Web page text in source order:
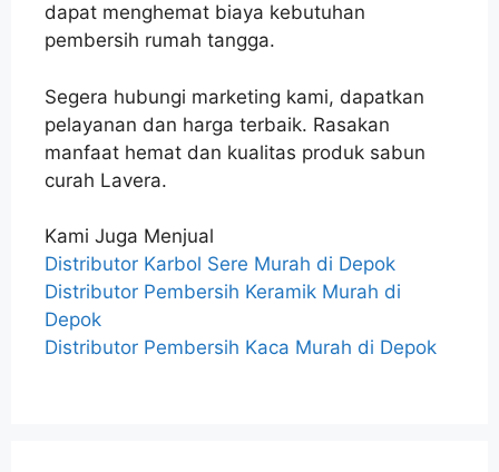
dapat menghemat biaya kebutuhan
pembersih rumah tangga.
Segera hubungi marketing kami, dapatkan
pelayanan dan harga terbaik. Rasakan
manfaat hemat dan kualitas produk sabun
curah Lavera.
Kami Juga Menjual
Distributor Karbol Sere Murah di Depok
Distributor Pembersih Keramik Murah di
Depok
Distributor Pembersih Kaca Murah di Depok